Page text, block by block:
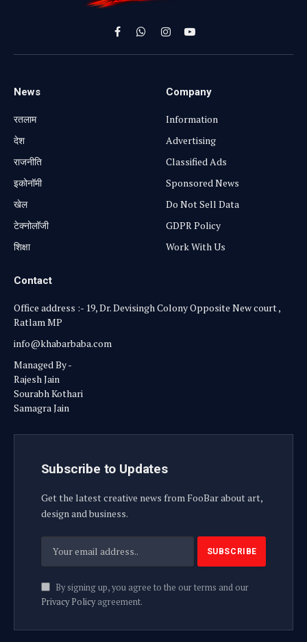
FacebookWhatsApp
InstagramYouTube
News
रतलाम
⁠देश
राजनीति
⁠इकोनॉमी
खेल
टेक्नोलॉजी
शिक्षा
Company
Information
Advertising
Classified Ads
Sponsored News
Do Not Sell Data
GDPR Policy
Work With Us
Contact
Office address :- 19, Dr. Devisingh Colony Opposite New court ,
Ratlam MP
info@khabarbaba.com
Managed By -
Rajesh Jain
Sourabh Kothari
Samagra Jain
Subscribe to Updates
Get the latest creative news from FooBar about art,
design and business.
By signing up, you agree to the our terms and our
Privacy Policyagreement.